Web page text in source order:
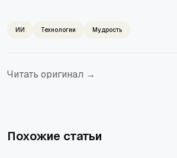
ИИ Технологии Мудрость
Читать оригинал →
Похожие статьи